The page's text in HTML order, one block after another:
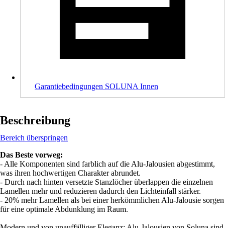
Garantiebedingungen SOLUNA Innen
Beschreibung
Bereich überspringen
Das Beste vorweg:
- Alle Komponenten sind farblich auf die Alu-Jalousien abgestimmt,
was ihren hochwertigen Charakter abrundet.
- Durch nach hinten versetzte Stanzlöcher überlappen die einzelnen
Lamellen mehr und reduzieren dadurch den Lichteinfall stärker.
- 20% mehr Lamellen als bei einer herkömmlichen Alu-Jalousie sorgen
für eine optimale Abdunklung im Raum.